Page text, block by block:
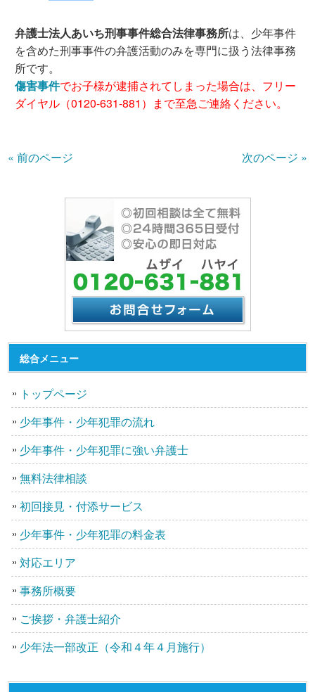
弁護士法人あいち刑事事件総合法律事務所は、少年事件
を含めた刑事事件の弁護活動のみを専門に扱う法律事務
所です。
傷害事件でお子様が逮捕されてしまった場合は、フリー
ダイヤル（0120-631-881）まで至急ご連絡ください。
« 前のページ 次のページ »
総合メニュー
トップページ
少年事件・少年犯罪の流れ
少年事件・少年犯罪に強い弁護士
無料法律相談
初回接見・付添サービス
少年事件・少年犯罪の料金表
対応エリア
事務所概要
ご挨拶・弁護士紹介
少年法一部改正（令和４年４月施行）